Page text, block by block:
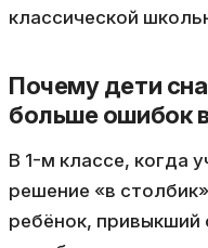
классической
Почему дети
больше ошибок
В 1-м классе, когда
решение «в
ребёнок, привыкший